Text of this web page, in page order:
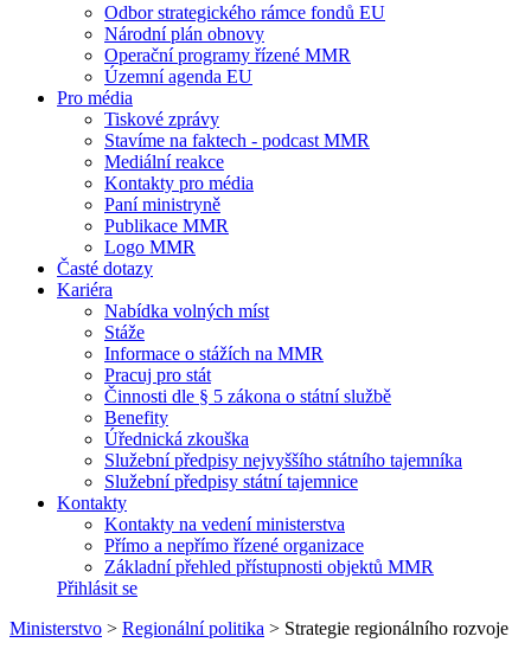
Odbor strategického rámce fondů EU
Národní plán obnovy
Operační programy řízené MMR
Územní agenda EU
Pro média
Tiskové zprávy
Stavíme na faktech - podcast MMR
Mediální reakce
Kontakty pro média
Paní ministryně
Publikace MMR
Logo MMR
Časté dotazy
Kariéra
Nabídka volných míst
Stáže
Informace o stážích na MMR
Pracuj pro stát
Činnosti dle § 5 zákona o státní službě
Benefity
Úřednická zkouška
Služební předpisy nejvyššího státního tajemníka
Služební předpisy státní tajemnice
Kontakty
Kontakty na vedení ministerstva
Přímo a nepřímo řízené organizace
Základní přehled přístupnosti objektů MMR
Přihlásit se
Ministerstvo > Regionální politika > Strategie regionálního rozvoje